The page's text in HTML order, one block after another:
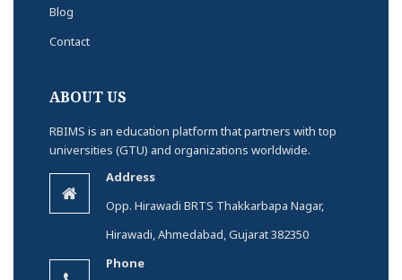
Blog
Contact
ABOUT US
RBIMS is an education platform that partners with top
universities (GTU) and organizations worldwide.
Address
Opp. Hirawadi BRTS Thakkarbapa Nagar,
Hirawadi, Ahmedabad, Gujarat 382350
Phone